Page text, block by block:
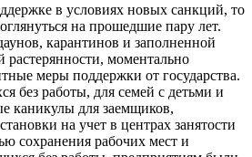
в условиях новых санкций, то
на прошедшие пару лет.
карантинов и заполненной
растерянности, моментально
меры поддержки от государства.
без работы, для семей с детьми и
каникулы для заемщиков,
на учет в центрах занятости
сохранения рабочих мест и